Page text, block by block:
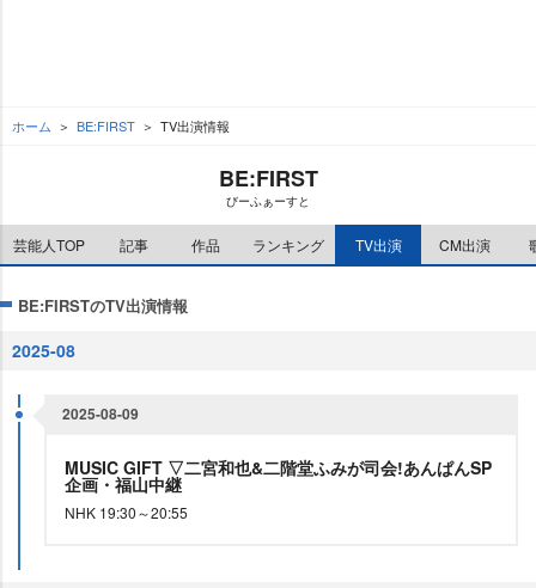
ホーム BE:FIRST TV出演情報
BE:FIRST
びーふぁーすと
芸能人TOP 記事 作品 ランキング TV出演 CM出演
BE:FIRSTのTV出演情報
2025-08
2025-08-09
MUSIC GIFT ▽二宮和也&二階堂ふみが司会!あんぱんSP
企画・福山中継
NHK 19:30～20:55